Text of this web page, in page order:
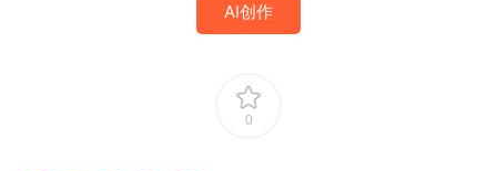
AI创作
0